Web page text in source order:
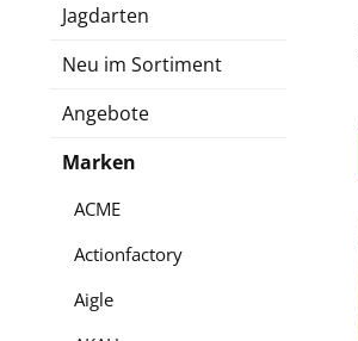
Jagdarten
Neu im Sortiment
Angebote
Marken
ACME
Actionfactory
Aigle